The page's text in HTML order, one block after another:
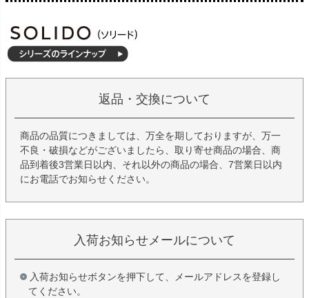
返品・交換について
商品の品質につきましては、万全を期しておりますが、万一
不良・破損などがございましたら、取り寄せ商品の場合、商
品到着後3営業日以内、それ以外の商品の場合、7営業日以内
にお電話でお知らせください。
入荷お知らせメールについて
入荷お知らせボタンを押下して、メールアドレスを登録し
てください。